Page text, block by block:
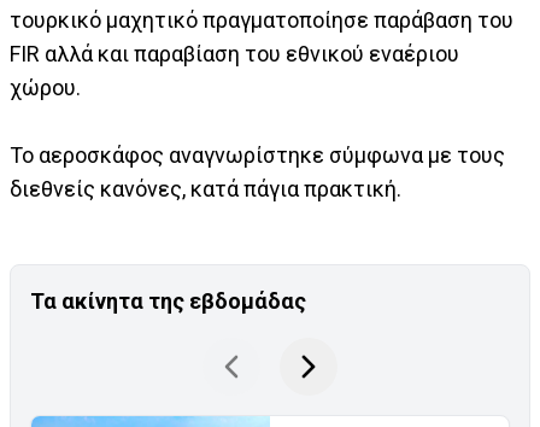
τουρκικό μαχητικό πραγματοποίησε παράβαση του
FIR αλλά και παραβίαση του εθνικού εναέριου
χώρου.
Το αεροσκάφος αναγνωρίστηκε σύμφωνα με τους
διεθνείς κανόνες, κατά πάγια πρακτική.
Τα ακίνητα της εβδομάδας